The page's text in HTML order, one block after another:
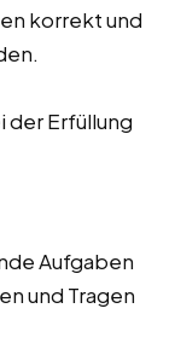
korrekt und
Erfüllung
Aufgaben
und Tragen